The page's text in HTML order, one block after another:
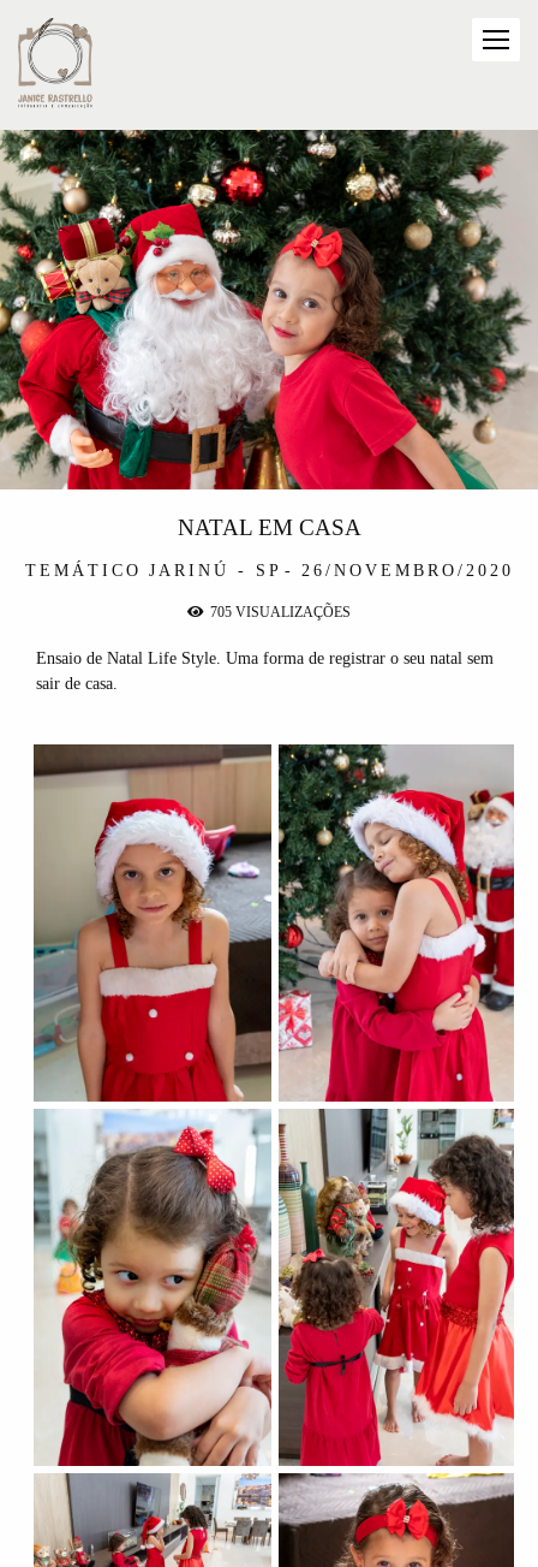
TEMÁTICO JARINÚ - SP 26/NOVEMBRO/2020
NATAL EM CASA
705 VISUALIZAÇÕES
Ensaio de Natal Life Style. Uma forma de registrar o seu natal sem
sair de casa.